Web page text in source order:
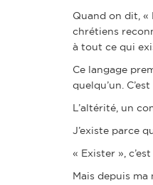
Quand on dit, «
chrétiens
à tout ce qui
Ce langage
quelqu’un.
L’altérité, un
J’existe parce
« Exister »,
Mais depuis ma